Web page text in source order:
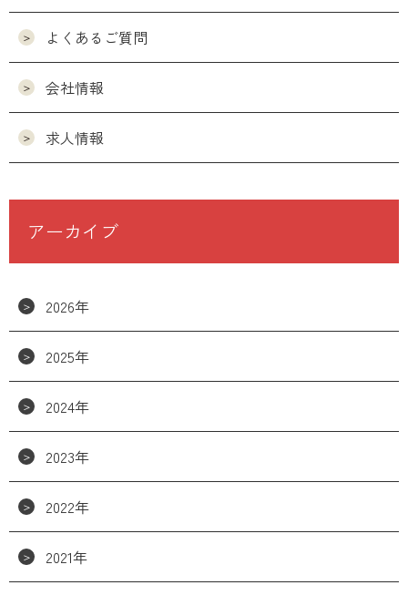
よくあるご質問
会社情報
求人情報
アーカイブ
2026年
2025年
2024年
2023年
2022年
2021年